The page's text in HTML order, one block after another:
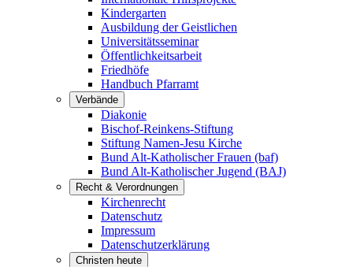
Kindergarten
Ausbildung der Geistlichen
Universitätsseminar
Öffentlichkeitsarbeit
Friedhöfe
Handbuch Pfarramt
Verbände
Diakonie
Bischof-Reinkens-Stiftung
Stiftung Namen-Jesu Kirche
Bund Alt-Katholischer Frauen (baf)
Bund Alt-Katholischer Jugend (BAJ)
Recht & Verordnungen
Kirchenrecht
Datenschutz
Impressum
Datenschutzerklärung
Christen heute